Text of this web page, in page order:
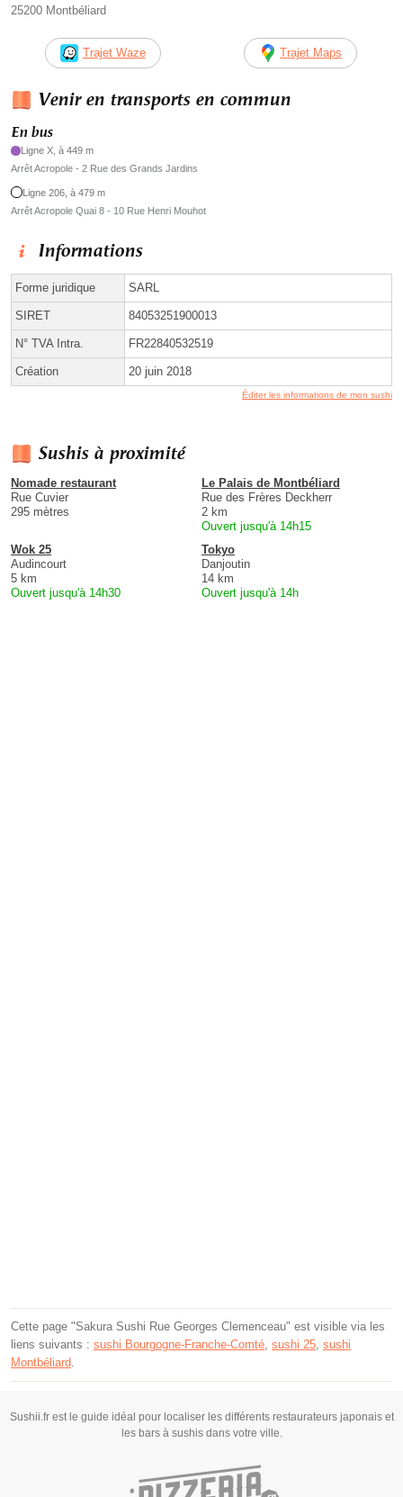
25200 Montbéliard
Trajet Waze Trajet Maps
Venir en transports en commun
En bus
Ligne X, à 449 m
Arrêt Acropole - 2 Rue des Grands Jardins
Ligne 206, à 479 m
Arrêt Acropole Quai 8 - 10 Rue Henri Mouhot
Informations
Forme juridique SARL
SIRET 84053251900013
N° TVA Intra. FR22840532519
Création 20 juin 2018
Éditer les informations de mon sushi
Sushis à proximité
Nomade restaurant
Rue Cuvier
295 mètres
Le Palais de Montbéliard
Rue des Frères Deckherr
2 km
Ouvert jusqu'à 14h15
Wok 25
Audincourt
5 km
Ouvert jusqu'à 14h30
Tokyo
Danjoutin
14 km
Ouvert jusqu'à 14h
Cette page "Sakura Sushi Rue Georges Clemenceau" est visible via les
liens suivants : sushi Bourgogne-Franche-Comté sushi 25 sushi
Montbéliard
Sushii.fr est le guide idéal pour localiser les différents restaurateurs japonais et
les bars à sushis dans votre ville.